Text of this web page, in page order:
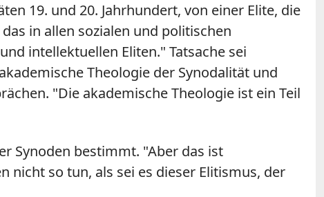
19. und 20. Jahrhundert, von einer Elite, die
in allen sozialen und politischen
intellektuellen Eliten." Tatsache sei
Theologie der Synodalität und
"Die akademische Theologie ist ein Teil
Synoden bestimmt. "Aber das ist
nicht so tun, als sei es dieser Elitismus, der